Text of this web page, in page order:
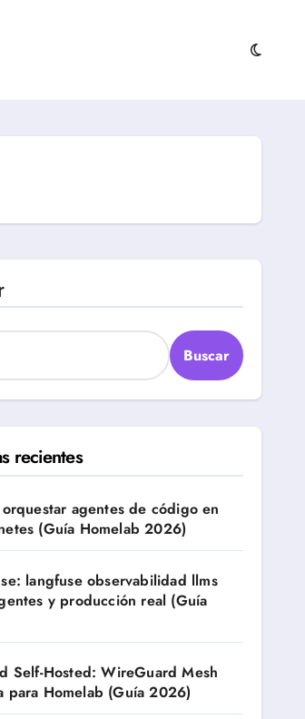
Buscar
recientes
agentes de código en
(Guía Homelab 2026)
langfuse observabilidad llms
y producción real (Guía
Self-Hosted: WireGuard Mesh
para Homelab (Guía 2026)